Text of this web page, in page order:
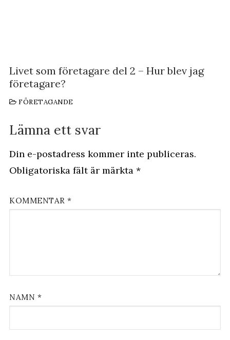
Livet som företagare del 2 – Hur blev jag
företagare?
FÖRETAGANDE
Lämna ett svar
Din e-postadress kommer inte publiceras.
Obligatoriska fält är märkta *
KOMMENTAR *
NAMN *